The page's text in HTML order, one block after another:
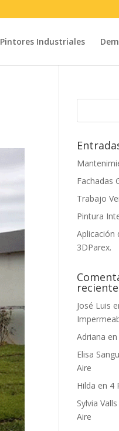
Pintores Industriales
Fachadas
Trabajo
Pintura
Aplicación
3DParex.
José Luis
Adriana en
Elisa
Aire
Hilda en 4
Sylvia Valls
Aire